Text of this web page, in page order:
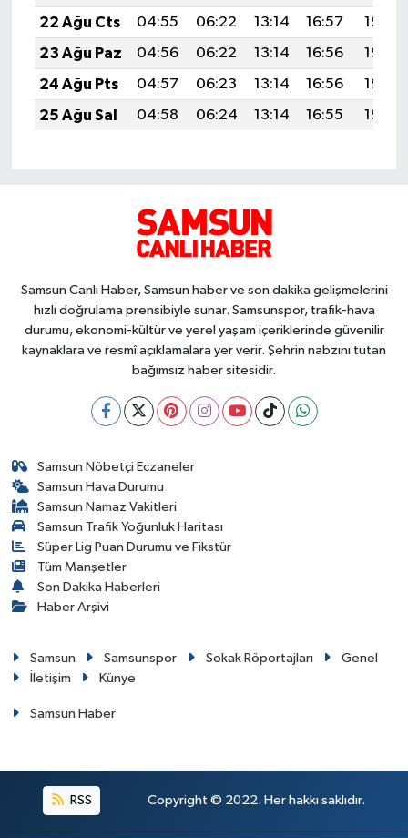
22 Ağu Cts
04:55 06:22 13:14 16:57
19:57
23 Ağu Paz
04:56 06:22 13:14 16:56
19:56
24 Ağu Pts
04:57 06:23 13:14 16:56
19:55
25 Ağu Sal
04:58 06:24 13:14 16:55 19:53
Samsun Canlı Haber, Samsun haber ve son dakika gelişmelerini
hızlı doğrulama prensibiyle sunar. Samsunspor, trafik-hava
durumu, ekonomi-kültür ve yerel yaşam içeriklerinde güvenilir
kaynaklara ve resmî açıklamalara yer verir. Şehrin nabzını tutan
bağımsız haber sitesidir.
Samsun Nöbetçi Eczaneler
Samsun Hava Durumu
Samsun Namaz Vakitleri
Samsun Trafik Yoğunluk Haritası
Süper Lig Puan Durumu ve Fikstür
Tüm Manşetler
Son Dakika Haberleri
Haber Arşivi
Samsun Samsunspor Sokak Röportajları
Genel
İletişim
Künye
Samsun Haber
RSS Copyright © 2022. Her hakkı saklıdır.